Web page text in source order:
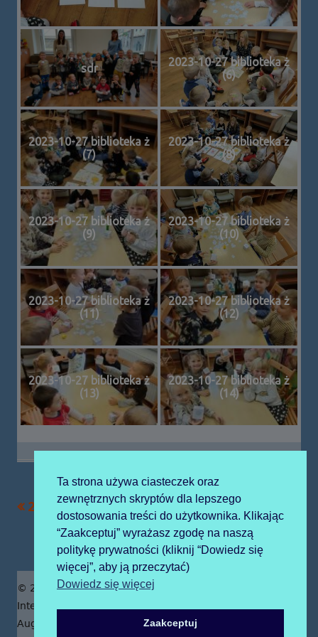
sdr
2023-10-27 biblioteka ż
(6)
2023-10-27 biblioteka ż
(7)
2023-10-27 biblioteka ż
(8)
2023-10-27 biblioteka ż
(9)
2023-10-27 biblioteka ż
(10)
2023-10-27 biblioteka ż
(11)
2023-10-27 biblioteka ż
(12)
2023-10-27 biblioteka ż
(13)
2023-10-27 biblioteka ż
(14)
Nawigacja
wpisu
Poprzedni
artykół
2023-10-25 misje
Następny
artykół:
2023-10-31 cmentarz
Zawartość
stopki
© 2019 Publiczne Przedszkole z Oddziałami
Integracyjnymi prowadzone przez Zgromadzenie Sióstr
Augustianek
Ta strona używa ciasteczek oraz
zewnętrznych skryptów dla lepszego
dostosowania treści do użytkownika. Klikając
“Zaakceptuj” wyrażasz zgodę na naszą
politykę prywatności (kliknij “Dowiedz się
więcej”, aby ją przeczytać)
Dowiedz się więcej
Zaakceptuj